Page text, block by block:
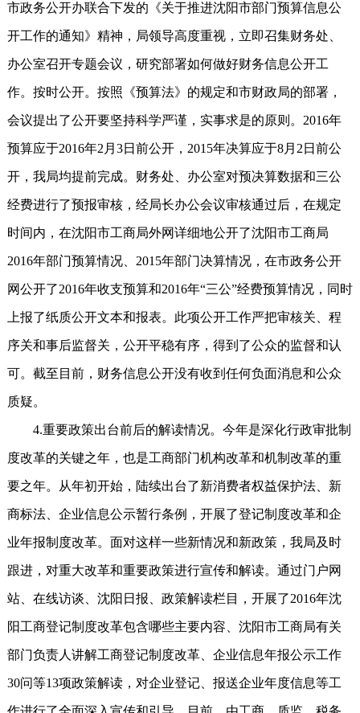
市政务公开办联合下发的《关于推进沈阳市部门预算信息公
开工作的通知》精神，局领导高度重视，立即召集财务处、
办公室召开专题会议，研究部署如何做好财务信息公开工
作。按时公开。按照《预算法》的规定和市财政局的部署，
会议提出了公开要坚持科学严谨，实事求是的原则。2016年
预算应于2016年2月3日前公开，2015年决算应于8月2日前公
开，我局均提前完成。财务处、办公室对预决算数据和三公
经费进行了预报审核，经局长办公会议审核通过后，在规定
时间内，在沈阳市工商局外网详细地公开了沈阳市工商局
2016年部门预算情况、2015年部门决算情况，在市政务公开
网公开了2016年收支预算和2016年“三公”经费预算情况，同时
上报了纸质公开文本和报表。此项公开工作严把审核关、程
序关和事后监督关，公开平稳有序，得到了公众的监督和认
可。截至目前，财务信息公开没有收到任何负面消息和公众
质疑。
4.重要政策出台前后的解读情况。今年是深化行政审批制
度改革的关键之年，也是工商部门机构改革和机制改革的重
要之年。从年初开始，陆续出台了新消费者权益保护法、新
商标法、企业信息公示暂行条例，开展了登记制度改革和企
业年报制度改革。面对这样一些新情况和新政策，我局及时
跟进，对重大改革和重要政策进行宣传和解读。通过门户网
站、在线访谈、沈阳日报、政策解读栏目，开展了2016年沈
阳工商登记制度改革包含哪些主要内容、沈阳市工商局有关
部门负责人讲解工商登记制度改革、企业信息年报公示工作
30问等13项政策解读，对企业登记、报送企业年度信息等工